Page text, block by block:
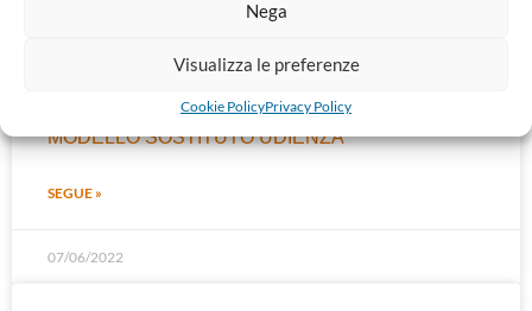
Nega
Visualizza le preferenze
Cookie PolicyPrivacy Policy
MODELLO SOSTITUTO UDIENZA
SEGUE »
07/06/2022